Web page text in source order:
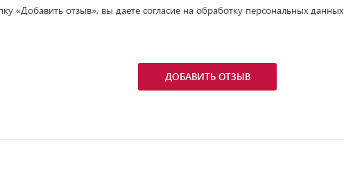
«Добавить отзыв», вы даете согласие на обработку персональных данных
ДОБАВИТЬ ОТЗЫВ